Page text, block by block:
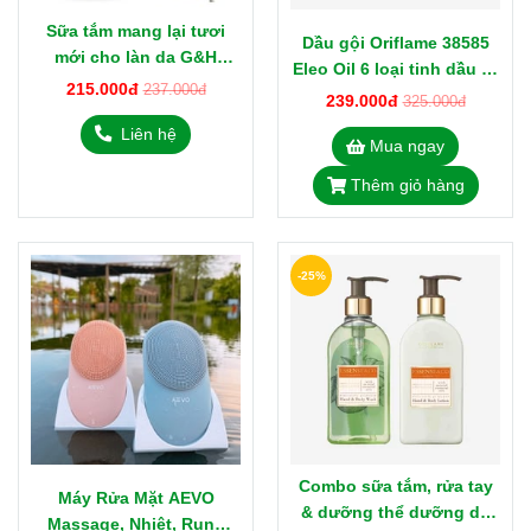
Sữa tắm mang lại tươi
mới cho làn da G&H
Refresh+ 400ml từ Mỹ
215.000đ 237.000đ
Liên hệ
Dầu gội Oriflame 38585
Eleo Oil 6 loại tinh dầu từ
Thụy Điển
239.000đ 325.000đ
Mua ngay
Thêm giỏ hàng
Máy Rửa Mặt AEVO
Massage, Nhiệt, Rung
Combo sữa tắm, rửa tay
& dưỡng thể dưỡng da
-25%